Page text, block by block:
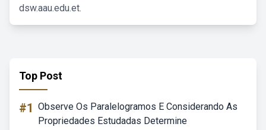
dsw.aau.edu.et.
Top Post
#1 Observe Os Paralelogramos E Considerando As
Propriedades Estudadas Determine